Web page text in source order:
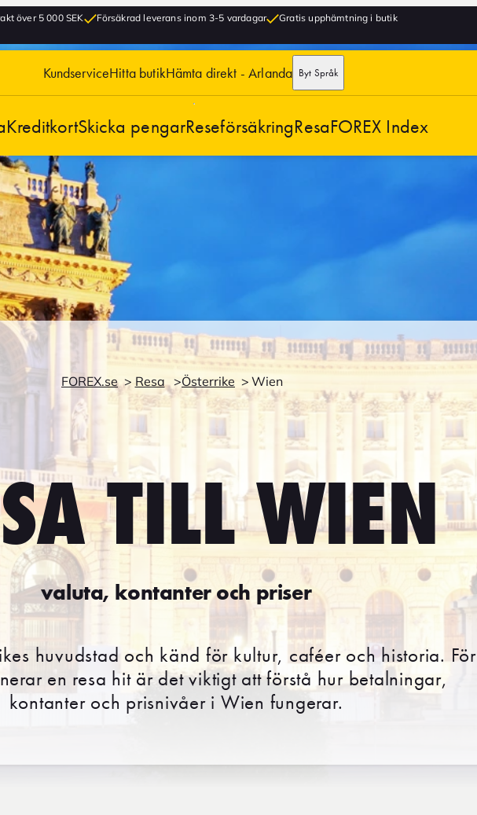
över 5 000 SEK Försäkrad leverans inom 3-5 vardagar Gratis upphämtning i butik
KundserviceHitta butikHämta direkt - Arlanda Byt Språk
KreditkortSkicka pengarReseförsäkringResaFOREX Index
FOREX.se Resa Österrike Wien
TILL WIEN
valuta, kontanter och priser
huvudstad och känd för kultur, caféer och historia. För
en resa hit är det viktigt att förstå hur betalningar,
kontanter och prisnivåer i Wien fungerar.